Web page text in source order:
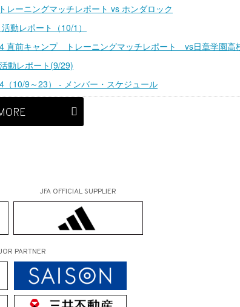
ーニングマッチレポート vs ホンダロック
動レポート（10/1）
直前キャンプ トレーニングマッチレポート vs日章学園高
動レポート(9/29)
10/9～23） - メンバー・スケジュール
JFA OFFICIAL SUPPLIER
PARTNER